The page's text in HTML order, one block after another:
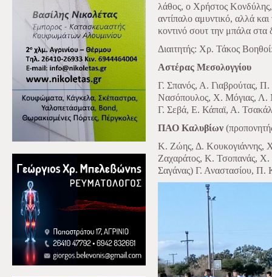
λάθος, ο Χρήστος
αντίπαλο αμυντικό, αλλά
κοντινό σουτ την μπάλα στα
Διαιτητής: Χρ. Τάκος
Αστέρας Μεσολογγίου
Γ. Σπανός, Α. Γιαβρούτας,
Νασόπουλος, Χ. Μόγιας, Λ.
Γ. Σεβά, Ε. Κάπαϊ, Α.
ΠΑΟ Καλυβίων
Κ. Ζώης, Δ.
Ζαχαράτος, Κ. Τσοπανάς,
Σαγάνας) Γ. Αναστασίου, Π.